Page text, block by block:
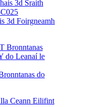
3d Foirgneamh
do